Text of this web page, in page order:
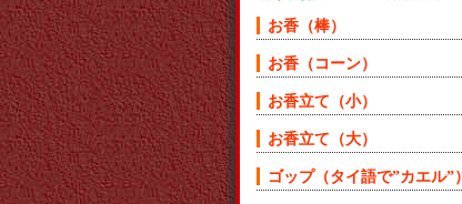
お香（棒）
お香（コーン）
お香立て（小）
お香立て（大）
ゴップ（タイ語で”カエル”）